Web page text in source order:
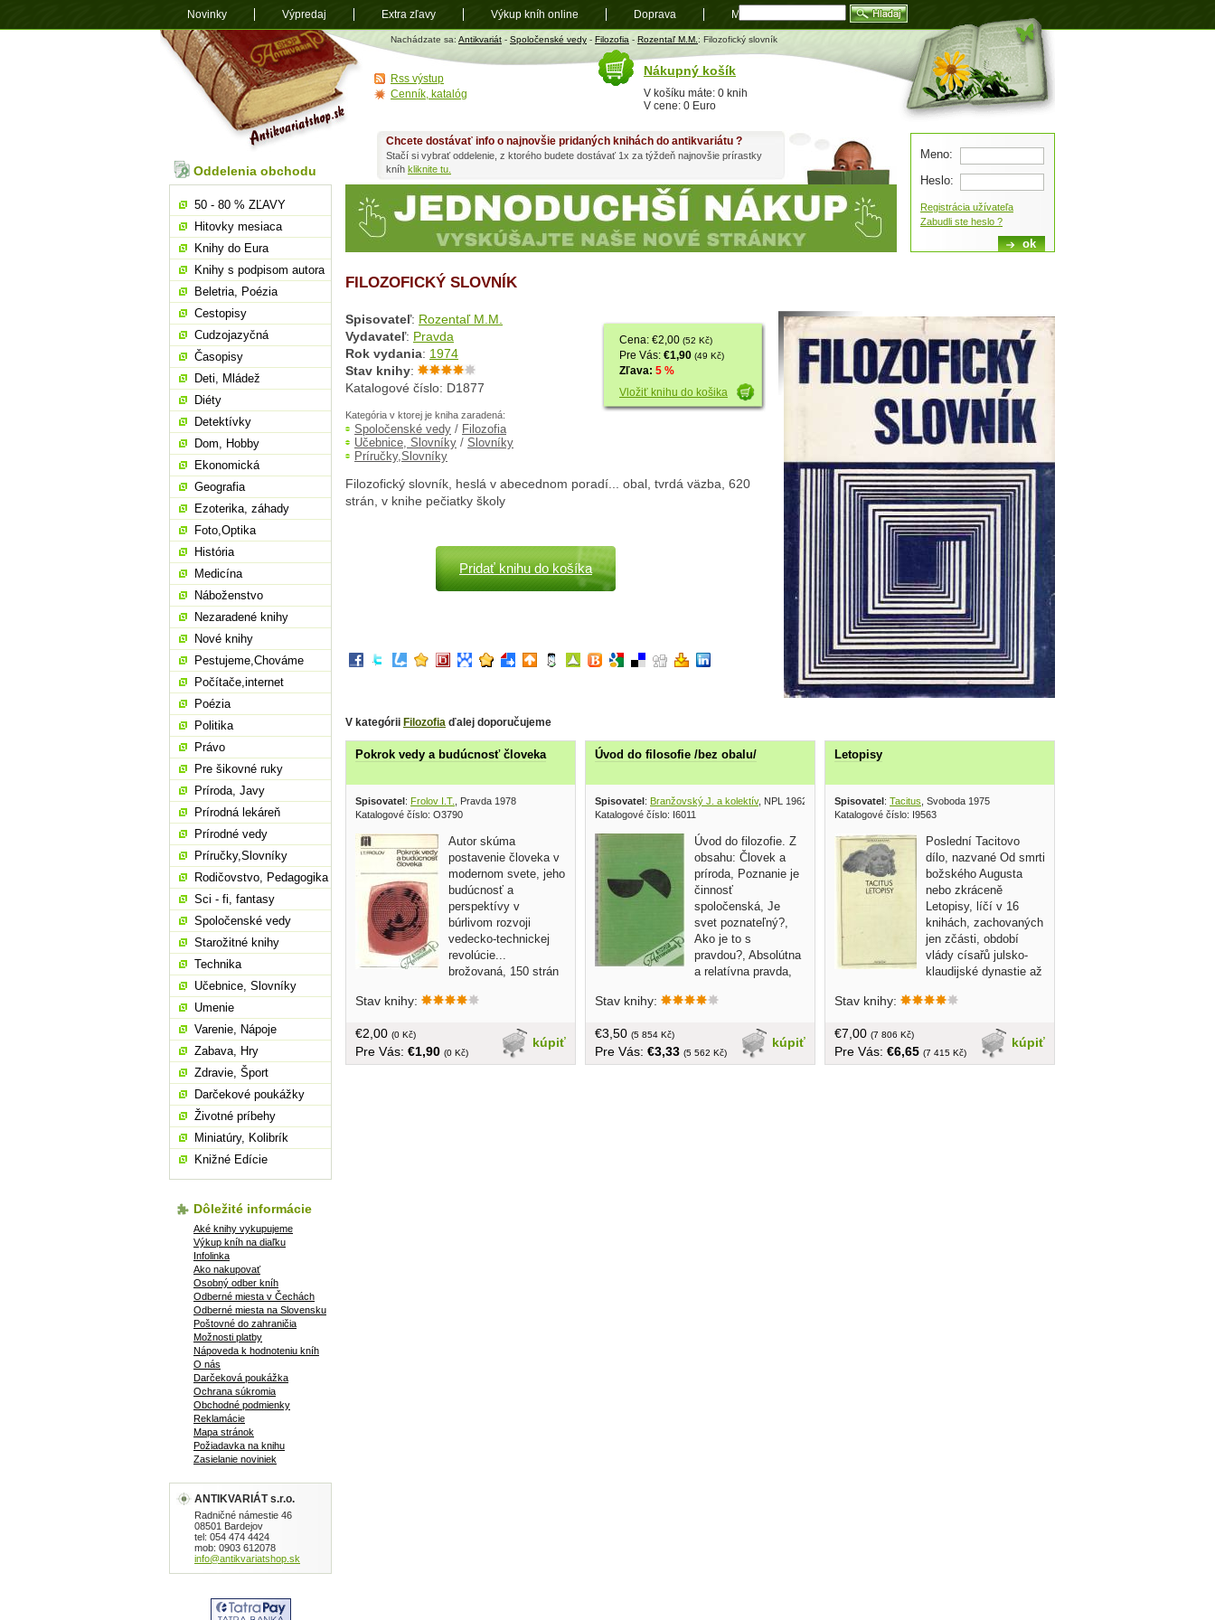
Antikvariát
shop.sk
Nachádzate sa: Antikvariát - Spoločenské vedy - Filozofia - Rozentaľ M.M. : Filozofický slovník
FILOZOFICKÝ SLOVNÍK
Cena: €2,00 (52 Kč)
Pre Vás: €1,90 (49 Kč)
Zľava: 5 %
Vložiť knihu do košika
Spisovateľ: Rozentaľ M.M.
Vydavateľ: Pravda
Rok vydania: 1974
Stav knihy:
Katalogové číslo: D1877
Kategória v ktorej je kniha zaradená:
Spoločenské vedy / Filozofia
Učebnice, Slovníky / Slovníky
Príručky,Slovníky
Filozofický slovník, heslá v abecednom poradí... obal, tvrdá väzba, 620
strán, v knihe pečiatky školy
Pridať knihu do košíka
V kategórii Filozofia ďalej doporučujeme
Pokrok vedy a budúcnosť človeka
Spisovatel: Frolov I.T.
, Pravda 1978
Katalogové číslo: O3790
Autor skúma
postavenie človeka v
modernom svete, jeho
budúcnosť a
perspektívy v
búrlivom rozvoji
vedecko-technickej
revolúcie...
brožovaná, 150 strán
Stav knihy:
kúpiť
€2,00 (0 Kč)
Pre Vás: €1,90 (0 Kč)
Úvod do filosofie /bez obalu/
Spisovatel: Branžovský J. a kolektív, NPL 1962
Katalogové číslo: I6011
Úvod do filozofie. Z
obsahu: Človek a
príroda, Poznanie je
činnosť
spoločenská, Je
svet poznateľný?,
Ako je to s
pravdou?, Absolútna
a relatívna pravda,
360 strán
Stav knihy:
kúpiť
€3,50 (5 854 Kč)
Pre Vás: €3,33 (5 562 Kč)
Letopisy
Spisovatel: Tacitus , Svoboda 1975
Katalogové číslo: I9563
Poslední Tacitovo
dílo, nazvané Od smrti
božského Augusta
nebo zkráceně
Letopisy, líčí v 16
knihách, zachovaných
jen zčásti, období
vlády císařů julsko-
klaudijské dynastie až
některé omyly a zdůrazňování
Letopisech působivý obraz raného
římského principátu, který oživil
mistrovskými portréty známých
Stav knihy:
kúpiť
€7,00 (7 806 Kč)
Pre Vás: €6,65 (7 415 Kč)
Chcete dostávať info o najnovšie pridaných knihách do antikvariátu ?
Stačí si vybrať oddelenie, z ktorého budete dostávať 1x za týždeň najnovšie prírastky
kníh kliknite tu.
Oddelenia obchodu
50 - 80 % ZĽAVY
Hitovky mesiaca
Knihy do Eura
Knihy s podpisom autora
Beletria, Poézia
Cestopisy
Cudzojazyčná
Časopisy
Deti, Mládež
Diéty
Detektívky
Dom, Hobby
Ekonomická
Geografia
Ezoterika, záhady
Foto,Optika
História
Medicína
Náboženstvo
Nezaradené knihy
Nové knihy
Pestujeme,Chováme
Počítače,internet
Poézia
Politika
Právo
Pre šikovné ruky
Príroda, Javy
Prírodná lekáreň
Prírodné vedy
Príručky,Slovníky
Rodičovstvo, Pedagogika
Sci - fi, fantasy
Spoločenské vedy
Starožitné knihy
Technika
Učebnice, Slovníky
Umenie
Varenie, Nápoje
Zabava, Hry
Zdravie, Šport
Darčekové poukážky
Životné príbehy
Miniatúry, Kolibrík
Knižné Edície
Dôležité informácie
Aké knihy vykupujeme
Výkup kníh na diaľku
Infolinka
Ako nakupovať
Osobný odber kníh
Odberné miesta v Čechách
Odberné miesta na Slovensku
Poštovné do zahraničia
Možnosti platby
Nápoveda k hodnoteniu kníh
O nás
Darčeková poukážka
Ochrana súkromia
Obchodné podmienky
Reklamácie
Mapa stránok
Požiadavka na knihu
Zasielanie noviniek
ANTIKVARIÁT s.r.o.
Radničné námestie 46
08501 Bardejov
tel: 054 474 4424
mob: 0903 612078
info@antikvariatshop.sk
Meno:
Heslo:
Registrácia užívateľa
Zabudli ste heslo ?
Nákupný košík
V košíku máte: 0 knih
V cene: 0 Euro
Rss výstup
Cenník, katalóg
Novinky Výpredaj Extra zľavy Výkup kníh online Doprava Mapa